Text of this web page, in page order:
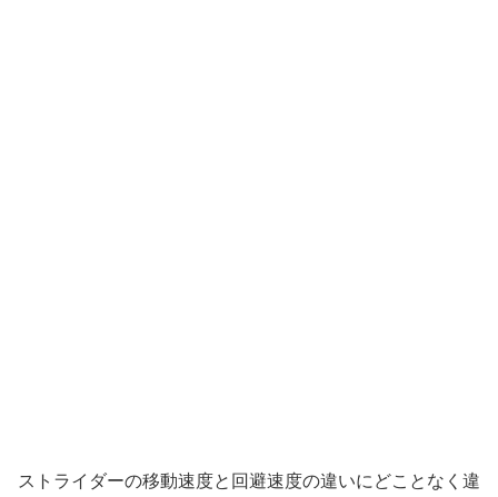
ストライダーの移動速度と回避速度の違いにどことなく違